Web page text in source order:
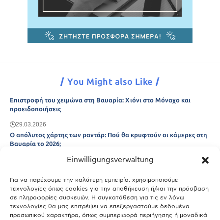
Einwilligungsverwaltung
Για να παρέχουμε την καλύτερη εμπειρία, χρησιμοποιούμε
τεχνολογίες όπως cookies για την αποθήκευση ή/και την πρόσβαση
σε πληροφορίες συσκευών. Η συγκατάθεση για τις εν λόγω
τεχνολογίες θα μας επιτρέψει να επεξεργαστούμε δεδομένα
προσωπικού χαρακτήρα, όπως συμπεριφορά περιήγησης ή μοναδικά
You Might also Like
Επιστροφή του χειμώνα στη Βαυαρία: Χιόνι στο Μόναχο και
προειδοποιήσεις
29.03.2026
Ο απόλυτος χάρτης των ραντάρ: Πού θα κρυφτούν οι κάμερες στη
Βαυαρία το 2026;
Μόναχο;
25.03.2026
Θύελλα χτυπά το Μόναχο: Κίνδυνος από τους ισχυρούς ανέμους
και τις καταιγίδες